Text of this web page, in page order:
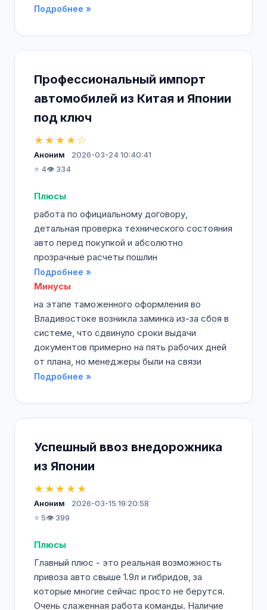
Подробнее »
Профессиональный импорт
автомобилей из Китая и Японии
под ключ
★★★★☆
Аноним
2026-03-24 10:40:41
⭐ 4👁️ 334
Плюсы
работа по официальному договору,
детальная проверка технического состояния
авто перед покупкой и абсолютно
прозрачные расчеты пошлин
Подробнее »
Минусы
на этапе таможенного оформления во
Владивостоке возникла заминка из-за сбоя в
системе, что сдвинуло сроки выдачи
документов примерно на пять рабочих дней
от плана, но менеджеры были на связи
Подробнее »
Успешный ввоз внедорожника
из Японии
★★★★★
Аноним
2026-03-15 19:20:58
⭐ 5👁️ 399
Плюсы
Главный плюс - это реальная возможность
привоза авто свыше 1.9л и гибридов, за
которые многие сейчас просто не берутся.
Очень слаженная работа команды. Наличие